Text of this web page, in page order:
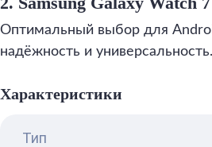
Оптимальный выбор для
надёжность и универсальность.
Характеристики
Тип